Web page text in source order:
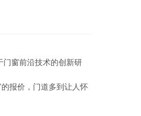
门窗前沿技术的创新研
报价，门道多到让人怀